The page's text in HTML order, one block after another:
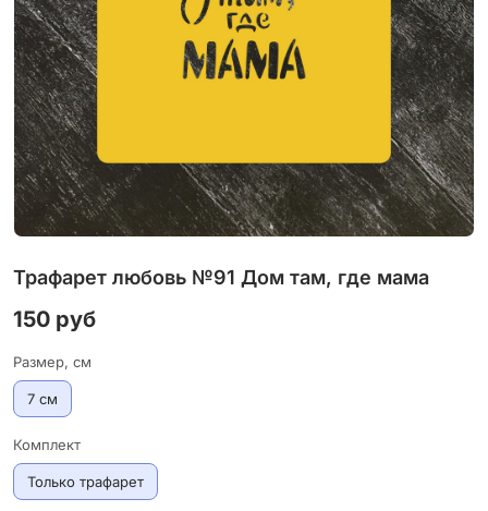
Трафарет любовь №91 Дом там, где мама
150 руб
Размер, см
7 см
Комплект
Только трафарет